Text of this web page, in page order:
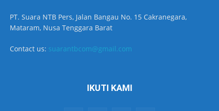
PT. Suara NTB Pers, Jalan Bangau No. 15 Cakranegara,
Mataram, Nusa Tenggara Barat
Contact us: suarantbcom@gmail.com
IKUTI KAMI